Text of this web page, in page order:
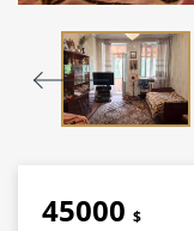
45000 $